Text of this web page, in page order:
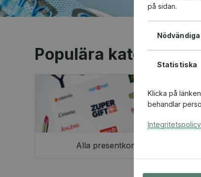
på sidan.
Nödvändiga
Statistiska
Klicka på
behandlar
Integritetspolicy
Populära kategorier
Alla presentkort